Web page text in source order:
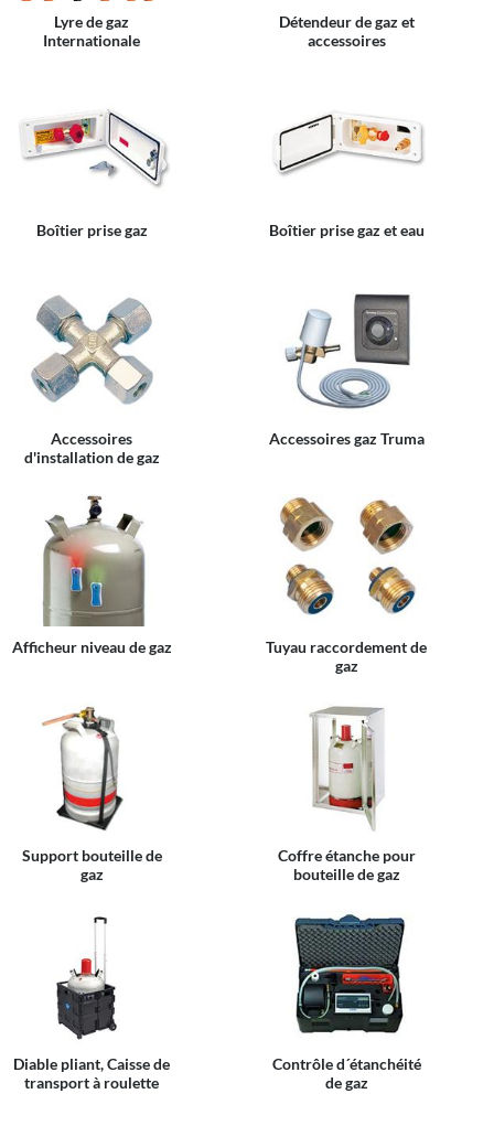
Lyre de gaz
Internationale
Détendeur de gaz et
accessoires
Boîtier prise gaz Boîtier prise gaz et eau
Accessoires
d'installation de gaz
Accessoires gaz Truma
Afficheur niveau de gaz
Tuyau raccordement de
gaz
Support bouteille de
gaz
Coffre étanche pour
bouteille de gaz
Diable pliant, Caisse de
transport à roulette
Contrôle d´étanchéité
de gaz